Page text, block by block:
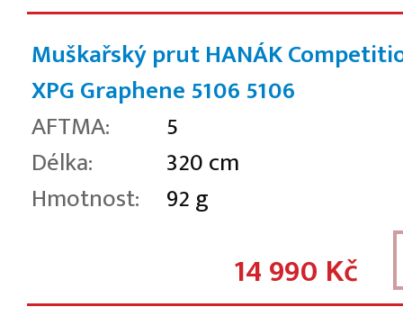
Muškařský prut HANÁK
XPG Graphene 51065106
AFTMA:
5
Délka:
320 cm
Hmotnost:
92 g
14 990 Kč